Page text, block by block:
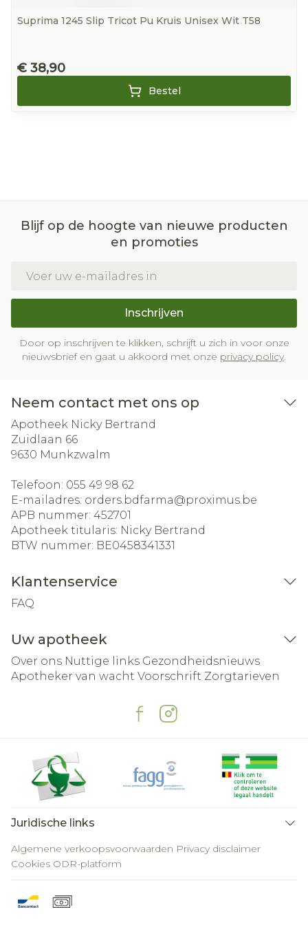
Suprima 1245 Slip Tricot Pu Kruis Unisex Wit T58
€ 38,90
Bestel
Blijf op de hoogte van nieuwe producten
en promoties
Inschrijven
Door op inschrijven te klikken, schrijft u zich in voor onze
nieuwsbrief en gaat u akkoord met onze privacy policy.
Neem contact met ons op
Apotheek Nicky Bertrand
Zuidlaan 66
9630 Munkzwalm
Telefoon: 055 49 98 62
E-mailadres: orders.bdfarma@proximus.be
APB nummer: 452701
Apotheek titularis: Nicky Bertrand
BTW nummer: BE0458341331
Klantenservice
FAQ
Uw apotheek
Over ons Nuttige links Gezondheidsnieuws
Apotheker van wacht Voorschrift Zorgtarieven
Juridische links
Algemene verkoopsvoorwaarden Privacy disclaimer
Cookies ODR-platform